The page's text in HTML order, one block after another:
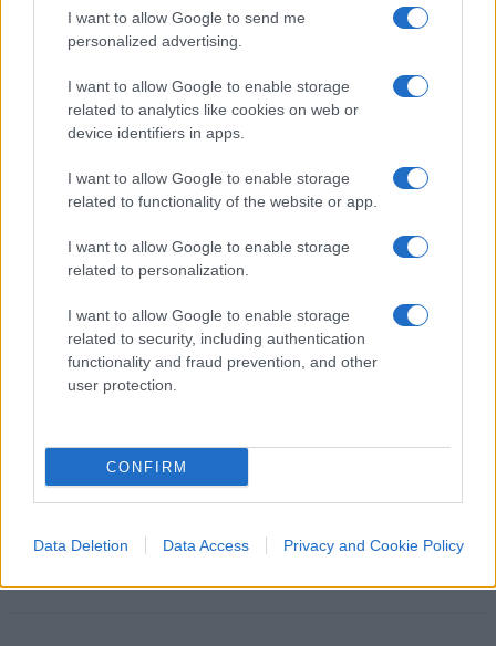
I want to allow Google to send me
personalized advertising.
I want to allow Google to enable storage
related to analytics like cookies on web or
device identifiers in apps.
I want to allow Google to enable storage
related to functionality of the website or app.
I want to allow Google to enable storage
related to personalization.
I want to allow Google to enable storage
related to security, including authentication
functionality and fraud prevention, and other
user protection.
CONFIRM
Data Deletion Data Access Privacy and Cookie Policy
ho scoperto che tutto ciò è nato da quel famoso
scandalo agostano delle indennità percepite da
alcuni parlamentari.
Pagina
SUCCESSIVA
18
SEDUTE SATIRICHE
Vignetta del 07/08/2026
Vai all'archivio delle vignette